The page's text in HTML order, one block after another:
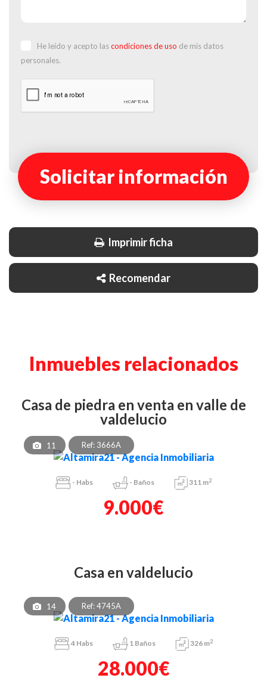
He leído y acepto lascondiciones de uso de mis datos
personales.
Solicitar información
Imprimir ficha
Recomendar
Inmuebles relacionados
casa de piedra en venta en valle de
valdelucio
11 Ref: 3666A
- Habs - Baños 311 m2
9.000€
casa en valdelucio
14 Ref: 4745A
4 Habs 1 Baños 326 m2
28.000€